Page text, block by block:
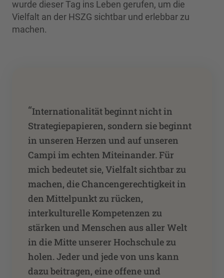
wurde dieser Tag ins Leben gerufen, um die
Vielfalt an der HSZG sichtbar und erlebbar zu
machen.
“Internationalität beginnt nicht in
Strategiepapieren, sondern sie beginnt
in unseren Herzen und auf unseren
Campi im echten Miteinander. Für
mich bedeutet sie, Vielfalt sichtbar zu
machen, die Chancengerechtigkeit in
den Mittelpunkt zu rücken,
interkulturelle Kompetenzen zu
stärken und Menschen aus aller Welt
in die Mitte unserer Hochschule zu
holen. Jeder und jede von uns kann
dazu beitragen, eine offene und